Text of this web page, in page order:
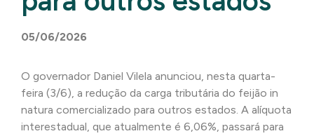
05/06/2026
O governador Daniel Vilela anunciou, nesta quarta-
feira (3/6), a redução da carga tributária do feijão in
natura comercializado para outros estados. A alíquota
interestadual, que atualmente é 6,06%, passará para